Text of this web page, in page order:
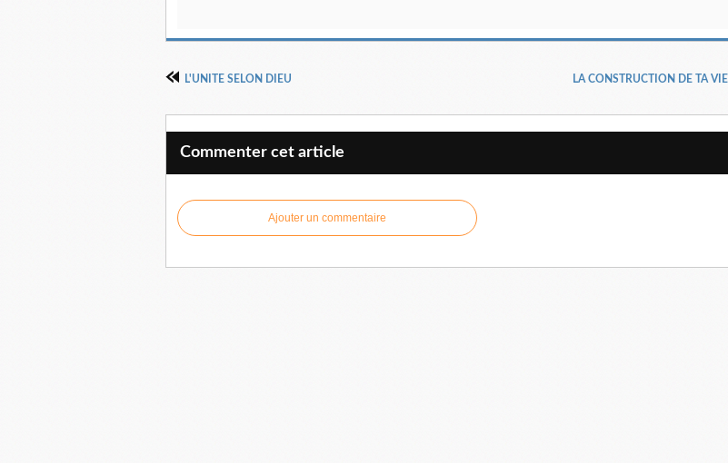
L'UNITE SELON DIEU LA CONSTRUCTION DE TA VIE
Commenter cet article
Ajouter un commentaire